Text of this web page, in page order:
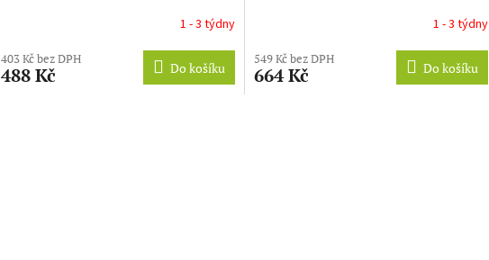
1 - 3 týdny
403 Kč bez DPH
488 Kč Do košíku
1 - 3 týdny
549 Kč bez DPH
664 Kč Do košíku